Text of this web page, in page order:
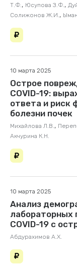
Т.Ф., Юсупова З.Ф.,
Солижонов Ж.И.,
10 марта 2025
Острое
COVID-19:
ответа и риск
болезни почек
Михайлова Л.В.,
Акчурина К.Н.
10 марта 2025
Анализ
лабораторных
COVID-19 с
Абдурахимов А.Х.